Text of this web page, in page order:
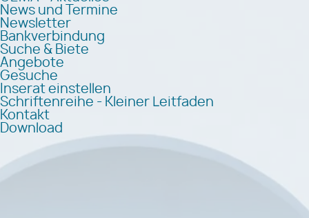
News und Termine
Newsletter
Bankverbindung
Suche & Biete
Angebote
Gesuche
Inserat einstellen
Schriftenreihe - Kleiner Leitfaden
Kontakt
Download